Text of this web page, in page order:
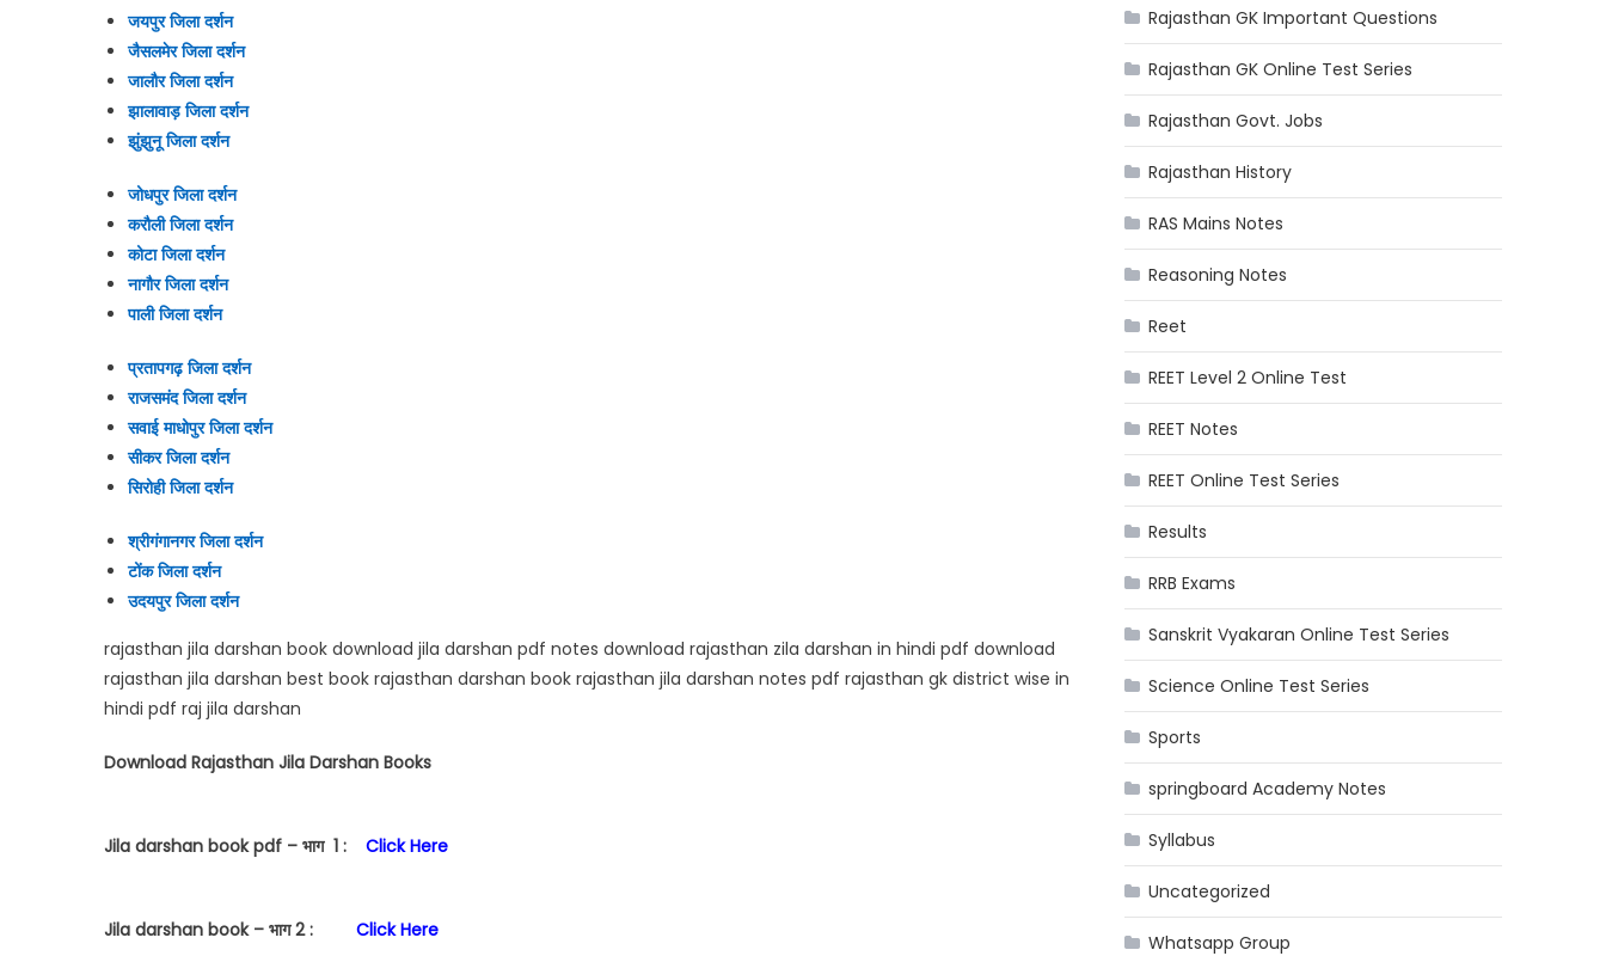
जयपुर जिला दर्शन
जैसलमेर जिला दर्शन
जालौर जिला दर्शन
झालावाड़ जिला दर्शन
झुंझुनू जिला दर्शन
जोधपुर जिला दर्शन
करौली जिला दर्शन
कोटा जिला दर्शन
नागौर जिला दर्शन
पाली जिला दर्शन
प्रतापगढ़ जिला दर्शन
राजसमंद जिला दर्शन
सवाई माधोपुर जिला दर्शन
सीकर जिला दर्शन
सिरोही जिला दर्शन
श्रीगंगानगर जिला दर्शन
टोंक जिला दर्शन
उदयपुर जिला दर्शन
rajasthan jila darshan book download jila darshan pdf notes download rajasthan zila darshan in hindi pdf download
rajasthan jila darshan best book rajasthan darshan book rajasthan jila darshan notes pdf rajasthan gk district wise in
hindi pdf raj jila darshan
Download Rajasthan Jila Darshan Books
Jila darshan book pdf – भाग 1 : Click Here
Jila darshan book – भाग 2 : Click Here
Rajasthan GK Important Questions
Rajasthan GK Online Test Series
Rajasthan Govt. Jobs
Rajasthan History
RAS Mains Notes
Reasoning Notes
Reet
REET Level 2 Online Test
REET Notes
REET Online Test Series
Results
RRB Exams
Sanskrit Vyakaran Online Test Series
Science Online Test Series
Sports
springboard Academy Notes
Syllabus
Uncategorized
Whatsapp Group